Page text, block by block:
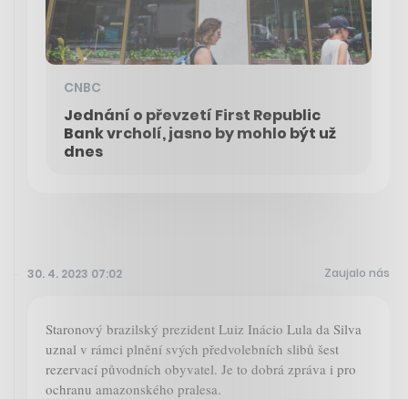
CNBC
Jednání o převzetí First Republic
Bank vrcholí, jasno by mohlo být už
dnes
30. 4. 2023 07:02 Zaujalo nás
Staronový brazilský prezident Luiz Inácio Lula da Silva
uznal v rámci plnění svých předvolebních slibů šest
rezervací původních obyvatel. Je to dobrá zpráva i pro
ochranu amazonského pralesa.